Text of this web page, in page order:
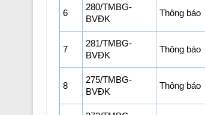
6
280/TMBG-
BVĐK
Thông báo
7
281/TMBG-
BVĐK
Thông báo
8
275/TMBG-
BVĐK
Thông báo